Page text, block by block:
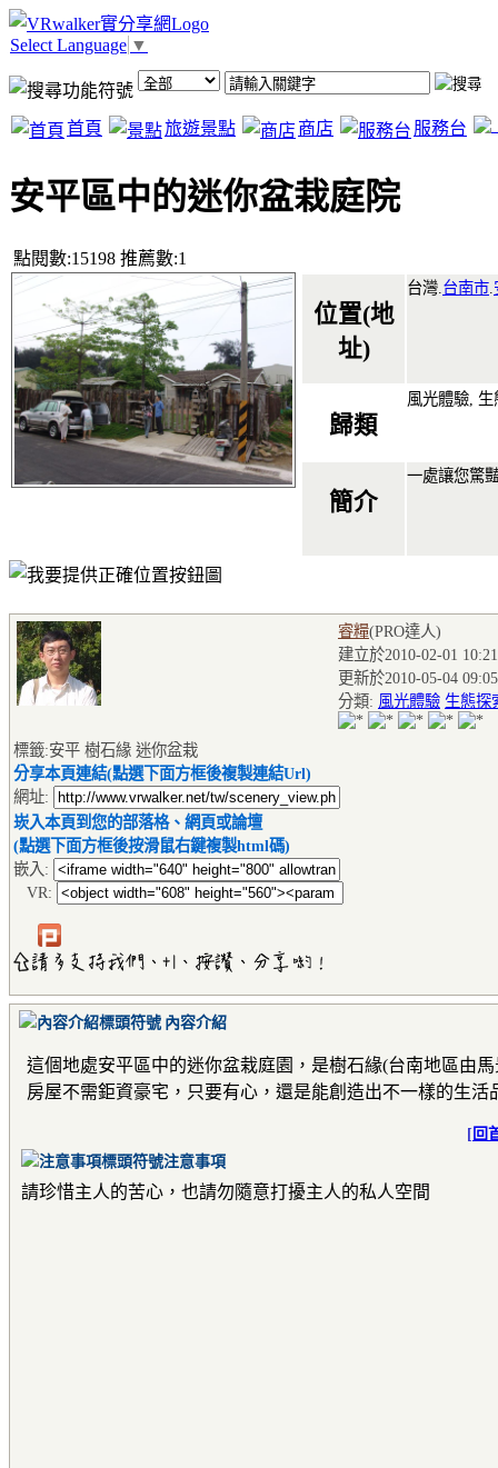
Select Language ▼
首頁 旅遊景點 商店 服務台
安平區中的迷你盆栽庭院
點閱數:15198 推薦數:1
位置(地
址)
台灣. 台南市
歸類
風光體驗,
簡介
一處讓您驚
睿糧(PRO達人)
建立於2010-02-01
更新於2010-05-04
分類: 風光體驗 生態探
標籤:安平 樹石緣 迷你盆栽
分享本頁連結(點選下面方框後複製連結Url)
網址:
崁入本頁到您的部落格、網頁或論壇
(點選下面方框後按滑鼠右鍵複製html碼)
嵌入:
VR:
內容介紹
這個地處安平區中的迷你盆栽庭園，是樹石緣(台南地區由
房屋不需鉅資豪宅，只要有心，還是能創造出不一樣的生活
[ 回
注意事項
請珍惜主人的苦心，也請勿隨意打擾主人的私人空間